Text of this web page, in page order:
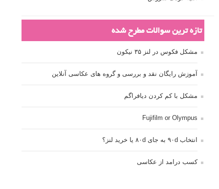
تازه ترین سوالات مطرح شده
مشکل فکوس در لنز ۳۵ نیکون
آموزش رایگان نقد و بررسی و گروه های عکاسی آنلاین
مشکل با کم کردن دیافراگم
Fujifilm or Olympus
انتخاب ۹۰d به جای ۸۰d یا خرید لنز؟
کسب درامد از عکاسی